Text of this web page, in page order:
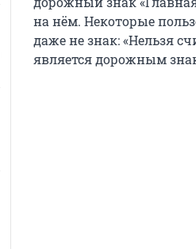
на нём. Некоторые
даже не знак: «Нельзя
является дорожным